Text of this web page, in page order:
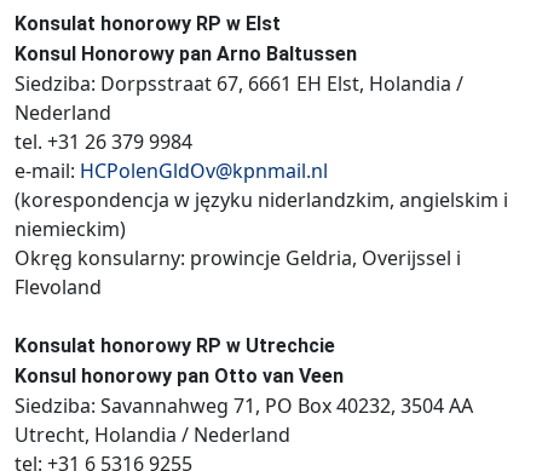
Konsulat honorowy RP w Elst
Konsul Honorowy pan Arno Baltussen
Siedziba: Dorpsstraat 67, 6661 EH Elst, Holandia /
Nederland
tel. +31 26 379 9984
e-mail: HCPolenGldOv@kpnmail.nl
(korespondencja w języku niderlandzkim, angielskim i
niemieckim)
Okręg konsularny: prowincje Geldria, Overijssel i
Flevoland
Konsulat honorowy RP w Utrechcie
Konsul honorowy pan Otto van Veen
Siedziba: Savannahweg 71, PO Box 40232, 3504 AA
Utrecht, Holandia / Nederland
tel: +31 6 5316 9255